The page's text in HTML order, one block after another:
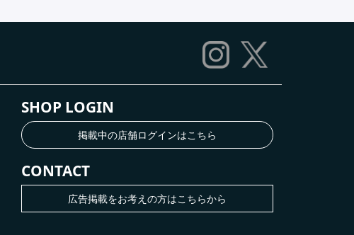
SHOP LOGIN
掲載中の店舗ログインはこちら
CONTACT
広告掲載をお考えの方はこちらから